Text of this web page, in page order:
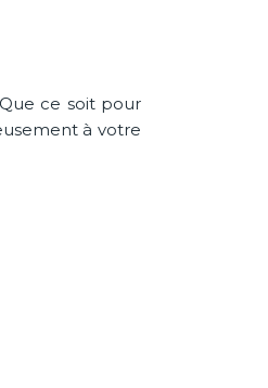
ce soit pour
à votre